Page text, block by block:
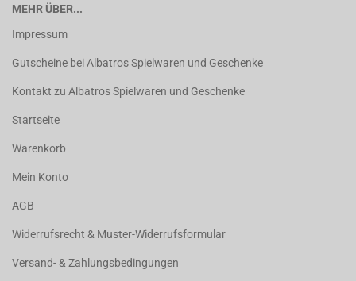
MEHR ÜBER...
Impressum
Gutscheine bei Albatros Spielwaren und Geschenke
Kontakt zu Albatros Spielwaren und Geschenke
Startseite
Warenkorb
Mein Konto
AGB
Widerrufsrecht & Muster-Widerrufsformular
Versand- & Zahlungsbedingungen